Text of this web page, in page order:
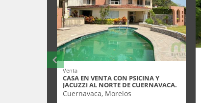
Venta
CASA EN VENTA CON PSICINA Y
JACUZZI AL NORTE DE CUERNAVACA.
Cuernavaca, Morelos